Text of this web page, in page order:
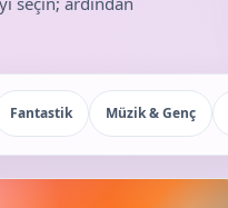
Fantastik Müzik & Genç